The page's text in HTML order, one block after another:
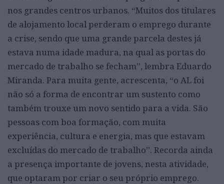
nos grandes centros urbanos. “Muitos dos titulares
de alojamento local perderam o emprego durante
a crise, sendo que uma grande parcela destes já
estava numa idade madura, na qual as portas do
mercado de trabalho se fecham”, lembra Eduardo
Miranda. Para muita gente, acrescenta, “o AL foi
não só a forma de encontrar um sustento como
também trouxe um novo sentido para a vida. São
pessoas com boa formação, com muita
experiência, cultura e energia, mas que estavam
excluídas do mercado de trabalho”. Recorda ainda
a presença importante de jovens, nesta atividade,
que optaram por criar o seu próprio emprego.